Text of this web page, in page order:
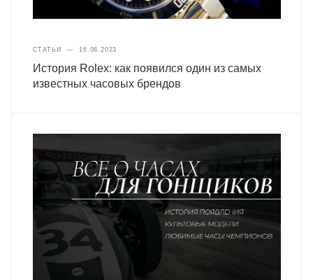
СТАТЬИ — 16.08.2023
История Rolex: как появился один из самых
известных часовых брендов